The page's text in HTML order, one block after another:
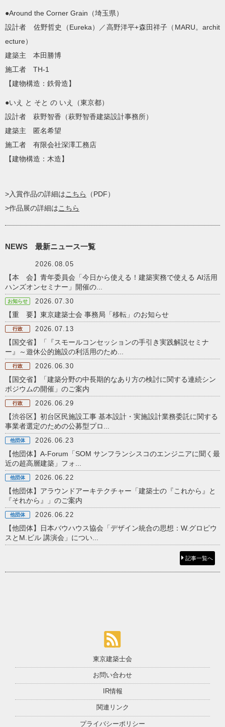
●Around the Corner Grain（埼玉県）
設計者 佐野哲史（Eureka）／高野洋平+森田祥子（MARU。archit
ecture）
建築主 本田勝博
施工者 TH-1
【建物構造：鉄骨造】
●いえ と そと の いえ（東京都）
設計者 萩野智香（萩野智香建築設計事務所）
建築主 匿名希望
施工者 有限会社深澤工務店
【建物構造：木造】
>入賞作品の詳細はこちら
（PDF）
>作品展の詳細はこちら
NEWS 最新ニュース一覧
2026.08.05
【本 会】青年委員会「今日から使える！建築実務で使える AI活用
ハンズオンセミナー」開催の...
お知らせ 2026.07.30
【重 要】東京建築士会 事務局「移転」のお知らせ
行政 2026.07.13
【国交省】「『スモールコンセッションの手引き実践解説セミナ
ー』～遊休公的施設の利活用のため...
行政 2026.06.30
【国交省】「建築分野の中長期的なあり方の検討に関する連続シン
ポジウムの開催」のご案内
行政 2026.06.29
【渋谷区】初台区民施設工事 基本設計・実施設計業務委託に関する
事業者選定のための公募型プロ...
他団体 2026.06.23
【他団体】A-Forum「SOM サンフランシスコのエンジニアに聞く最
近の超高層建築」フォ...
他団体 2026.06.22
【他団体】アラウンドアーキテクチャー「建築士の『これから』と
『それから』」のご案内
他団体 2026.06.22
【他団体】日本バウハウス協会「デザイン統合の思想：W.グロピウ
スとM.ビル 講演会」につい...
記事一覧へ
東京建築士会
お問い合わせ
IR情報
関連リンク
プライバシーポリシー